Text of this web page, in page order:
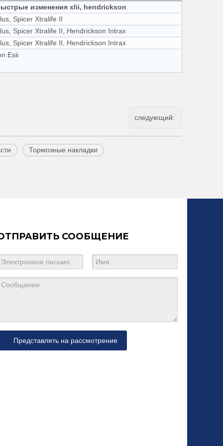
изменения xlii, hendrickson
Spicer Xtralife II
Spicer Xtralife II, Hendrickson Intrax
Spicer Xtralife II, Hendrickson Intrax
Esii
следующий:
Тормозные накладки
СООБЩЕНИЕ
Представлять на рассмотрение